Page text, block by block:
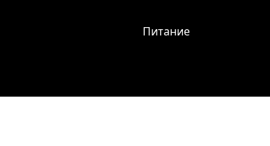
Питание